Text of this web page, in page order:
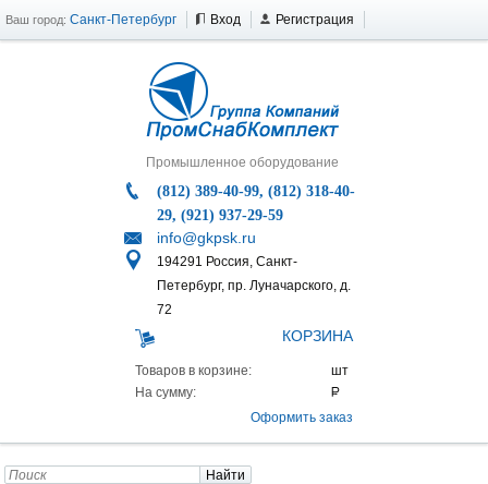
Ваш город: Санкт-Петербург Вход Регистрация
Промышленное оборудование
(812) 389-40-99, (812) 318-40-
29, (921) 937-29-59
info@gkpsk.ru
194291 Россия, Санкт-
Петербург, пр. Луначарского, д.
72
КОРЗИНА
Товаров в корзине:
На сумму:
Оформить заказ
Найти